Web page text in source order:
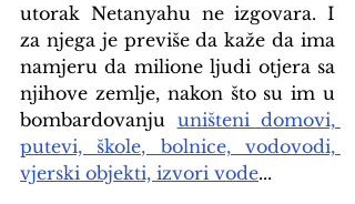
utorak Netanyahu ne izgovara. I
za njega je previše da kaže da ima
namjeru da milione ljudi otjera sa
njihove zemlje, nakon što su im u
bombardovanju uništeni domovi,
putevi, škole, bolnice, vodovodi,
vjerski objekti, izvori vode...